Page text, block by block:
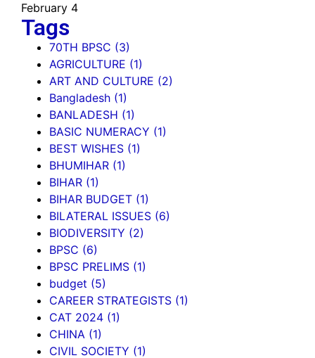
February 4
Tags
70TH BPSC (3)
AGRICULTURE (1)
ART AND CULTURE (2)
Bangladesh (1)
BANLADESH (1)
BASIC NUMERACY (1)
BEST WISHES (1)
BHUMIHAR (1)
BIHAR (1)
BIHAR BUDGET (1)
BILATERAL ISSUES (6)
BIODIVERSITY (2)
BPSC (6)
BPSC PRELIMS (1)
budget (5)
CAREER STRATEGISTS (1)
CAT 2024 (1)
CHINA (1)
CIVIL SOCIETY (1)